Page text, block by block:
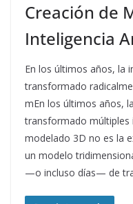
Creación de
Inteligencia
En los últimos años, la
transformado
mEn los últimos años,
transformado múltiples
modelado 3D no es la
un modelo
—o incluso días— de